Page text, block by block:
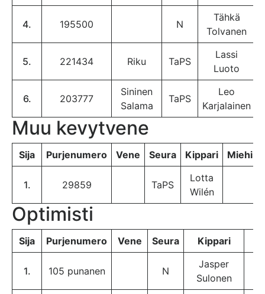
4. 195500 N
Tähkä
Tolvanen
5. 221434 Riku TaPS
Lassi
Luoto
6. 203777
Sininen
Salama
TaPS
Leo
Karjalainen
Muu kevytvene
Sija Purjenumero Vene Seura Kippari
1. 29859 TaPS
Lotta
Wilén
Optimisti
Sija Purjenumero Vene Seura Kippari
1. 105 punanen N
Jasper
Sulonen